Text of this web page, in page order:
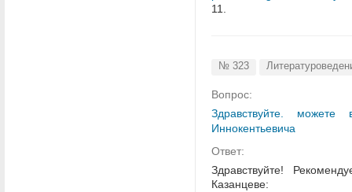
11.
№ 323
Вопрос:
Здравствуйте. можете
Иннокентьевича
Ответ:
Здравствуйте!
Казанцеве: